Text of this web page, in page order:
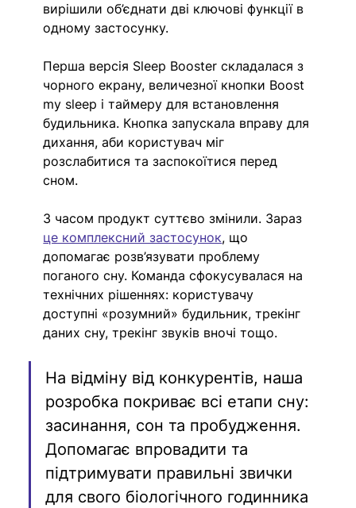
вирішили об’єднати дві ключові функції в
одному застосунку.
Перша версія Sleep Booster складалася з
чорного екрану, величезної кнопки Boost
my sleep і таймеру для встановлення
будильника. Кнопка запускала вправу для
дихання, аби користувач міг
розслабитися та заспокоїтися перед
сном.
З часом продукт суттєво змінили. Зараз
це комплексний застосунок, що
допомагає розв’язувати проблему
поганого сну. Команда сфокусувалася на
технічних рішеннях: користувачу
доступні «розумний» будильник, трекінг
даних сну, трекінг звуків вночі тощо.
На відміну від конкурентів, наша
розробка покриває всі етапи сну:
засинання, сон та пробудження.
Допомагає впровадити та
підтримувати правильні звички
для свого біологічного годинника